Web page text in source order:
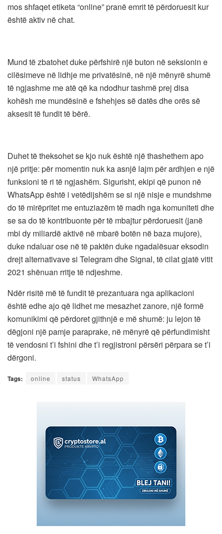
mos shfaqet etiketa “online” pranë emrit të përdoruesit kur
është aktiv në chat.
Mund të zbatohet duke përfshirë një buton në seksionin e
cilësimeve në lidhje me privatësinë, në një mënyrë shumë
të ngjashme me atë që ka ndodhur tashmë prej disa
kohësh me mundësinë e fshehjes së datës dhe orës së
aksesit të fundit të bërë.
Duhet të theksohet se kjo nuk është një thashethem apo
një pritje: për momentin nuk ka asnjë lajm për ardhjen e një
funksioni të ri të ngjashëm. Sigurisht, ekipi që punon në
WhatsApp është i vetëdijshëm se si një nisje e mundshme
do të mirëpritet me entuziazëm të madh nga komuniteti dhe
se sa do të kontribuonte për të mbajtur përdoruesit (janë
mbi dy miliardë aktivë në mbarë botën në baza mujore),
duke ndaluar ose në të paktën duke ngadalësuar eksodin
drejt alternativave si Telegram dhe Signal, të cilat gjatë vitit
2021 shënuan rritje të ndjeshme.
Ndër risitë më të fundit të prezantuara nga aplikacioni
është edhe ajo që lidhet me mesazhet zanore, një formë
komunikimi që përdoret gjithnjë e më shumë: ju lejon të
dëgjoni një pamje paraprake, në mënyrë që përfundimisht
të vendosni t’i fshini dhe t’i regjistroni përsëri përpara se t’i
dërgoni.
Tags: online status WhatsApp